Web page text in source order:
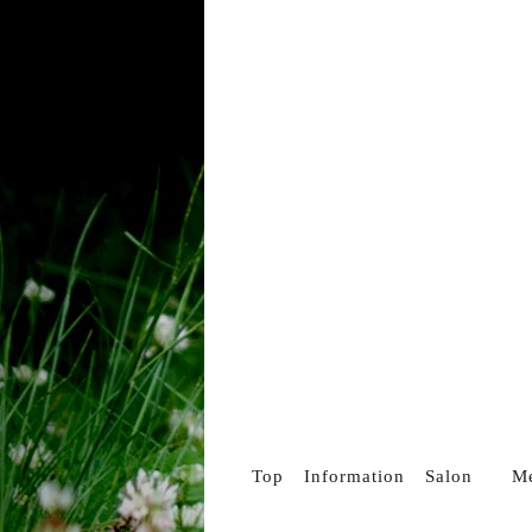
Top Information Salon